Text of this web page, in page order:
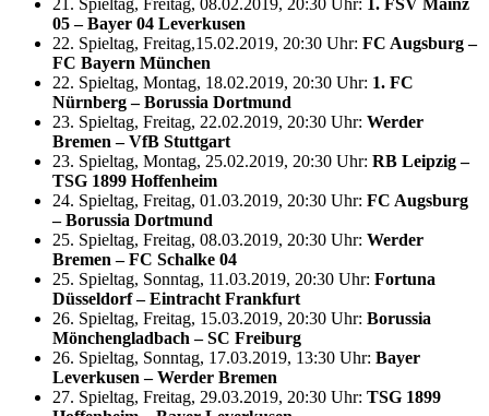
21. Spieltag, Freitag, 08.02.2019, 20:30 Uhr: 1. FSV Mainz
05 – Bayer 04 Leverkusen
22. Spieltag, Freitag,15.02.2019, 20:30 Uhr: FC Augsburg –
FC Bayern München
22. Spieltag, Montag, 18.02.2019, 20:30 Uhr: 1. FC
Nürnberg – Borussia Dortmund
23. Spieltag, Freitag, 22.02.2019, 20:30 Uhr: Werder
Bremen – VfB Stuttgart
23. Spieltag, Montag, 25.02.2019, 20:30 Uhr: RB Leipzig –
TSG 1899 Hoffenheim
24. Spieltag, Freitag, 01.03.2019, 20:30 Uhr: FC Augsburg
– Borussia Dortmund
25. Spieltag, Freitag, 08.03.2019, 20:30 Uhr: Werder
Bremen – FC Schalke 04
25. Spieltag, Sonntag, 11.03.2019, 20:30 Uhr: Fortuna
Düsseldorf – Eintracht Frankfurt
26. Spieltag, Freitag, 15.03.2019, 20:30 Uhr: Borussia
Mönchengladbach – SC Freiburg
26. Spieltag, Sonntag, 17.03.2019, 13:30 Uhr: Bayer
Leverkusen – Werder Bremen
27. Spieltag, Freitag, 29.03.2019, 20:30 Uhr: TSG 1899